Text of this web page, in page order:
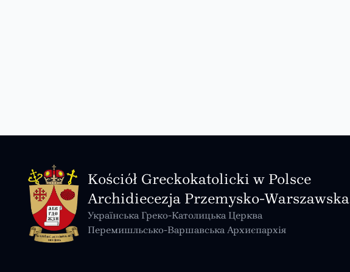
Kościół Greckokatolicki w Polsce
Archidiecezja Przemysko-Warszawska
Українська Греко-Католицька Церква
Перемишльсько-Варшавська Архиєпархія